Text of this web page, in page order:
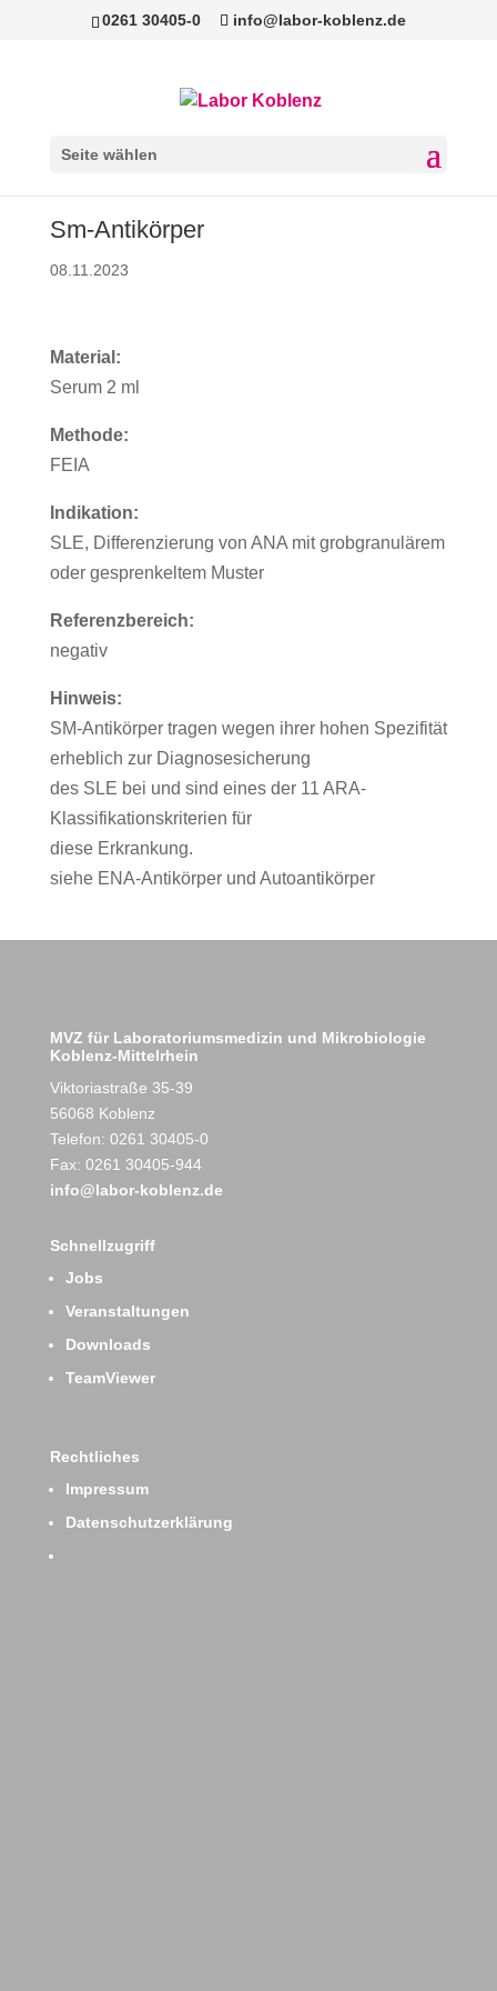
0261 30405-0 info@labor-koblenz.de
Seite wählen
Sm-Antikörper
08.11.2023
Material:
Serum 2 ml
Methode:
FEIA
Indikation:
SLE, Differenzierung von ANA mit grobgranulärem
oder gesprenkeltem Muster
Referenzbereich:
negativ
Hinweis:
SM-Antikörper tragen wegen ihrer hohen Spezifität
erheblich zur Diagnosesicherung
des SLE bei und sind eines der 11 ARA-
Klassifikationskriterien für
diese Erkrankung.
siehe ENA-Antikörper und Autoantikörper
MVZ für Laboratoriumsmedizin und Mikrobiologie
Koblenz-Mittelrhein
Viktoriastraße 35-39
56068 Koblenz
Telefon: 0261 30405-0
Fax: 0261 30405-944
info@labor-koblenz.de
Schnellzugriff
Jobs
Veranstaltungen
Downloads
TeamViewer
Rechtliches
Impressum
Datenschutzerklärung